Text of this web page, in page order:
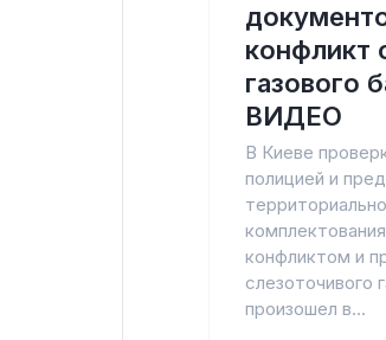
конфликт
газового
ВИДЕО
В Киеве
полицией и
конфликтом и
слезоточивого
произошел в...